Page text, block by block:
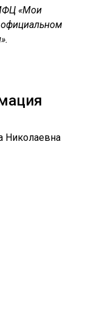
«Мои
официальном
Николаевна